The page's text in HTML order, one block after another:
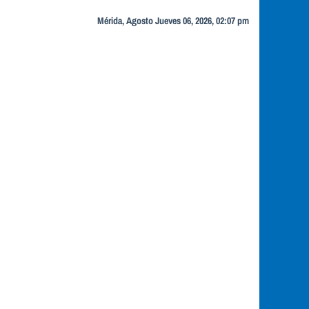
Mérida, Agosto Jueves 06, 2026, 02:07 pm